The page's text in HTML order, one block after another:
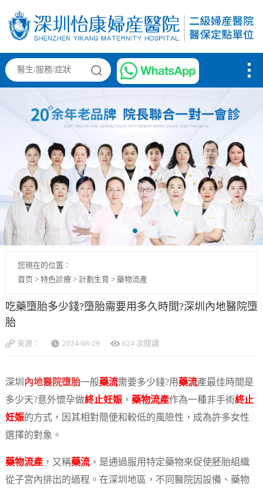
您現在的位置：
首页 > 特色診療> 計劃生育> 藥物流產
吃藥墮胎多少錢?墮胎需要用多久時間?深圳內地醫院墮
胎
來源： 2024-08-29 624 次閱讀
深圳 內地醫院墮胎一般藥流需要多少錢?用 藥流產最佳時間是
多少天?意外懷孕做終止妊娠， 藥物流產作為一種非手術終止
妊娠的方式，因其相對簡便和較低的風險性，成為許多女性
選擇的對象。
藥物流產，又稱藥流，是通過服用特定藥物來促使胚胎組織
從子宮內排出的過程。在深圳地區，不同醫院因設備、藥物